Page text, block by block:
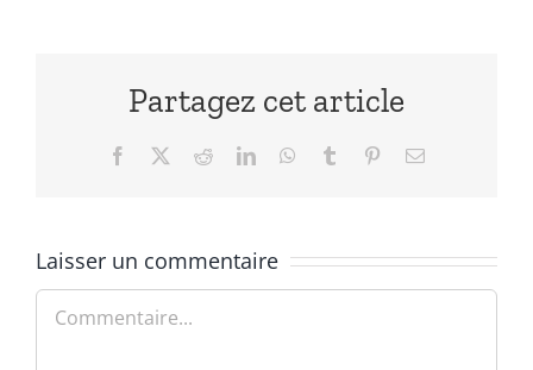
Partagez cet article
Facebook RedditLinkedInWhatsApp
Tumblr PinterestEmail
Laisser un commentaire
Commentaire